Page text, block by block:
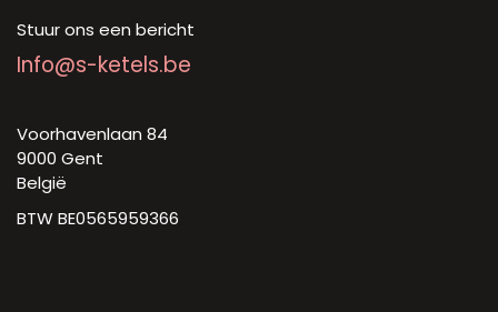
Stuur ons een bericht
Info@s-ketels.be
Voorhavenlaan 84
9000 Gent
België
BTW BE0565959366